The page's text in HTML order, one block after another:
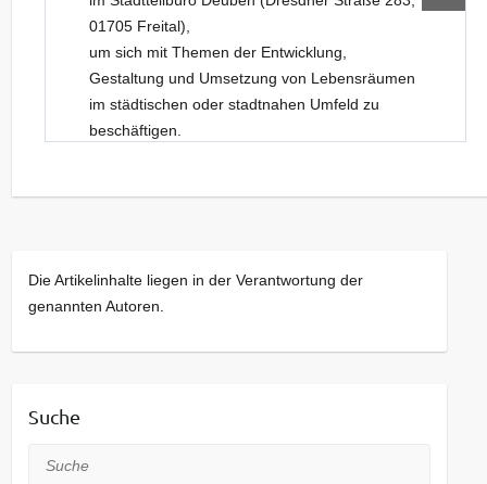
01705 Freital),
um sich mit Themen der Entwicklung,
Gestaltung und Umsetzung von Lebensräumen
im städtischen oder stadtnahen Umfeld zu
beschäftigen.
Die Artikelinhalte liegen in der Verantwortung der
genannten Autoren.
Suche
Suche